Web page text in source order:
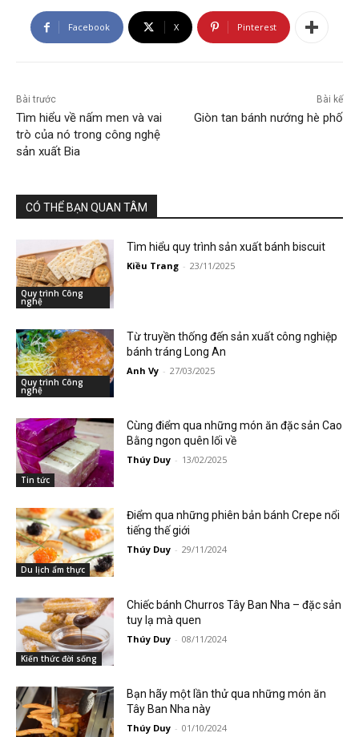
Facebook X Pinterest
Bài trước
Tìm hiểu về nấm men và vai
trò của nó trong công nghệ
sản xuất Bia
Bài kế
Giòn tan bánh nướng hè phố
CÓ THỂ BẠN QUAN TÂM
Quy trình Công
nghệ
Tìm hiểu quy trình sản xuất bánh biscuit
Kiều Trang - 23/11/2025
Quy trình Công
nghệ
Từ truyền thống đến sản xuất công nghiệp
bánh tráng Long An
Anh Vy - 27/03/2025
Tin tức
Cùng điểm qua những món ăn đặc sản Cao
Bằng ngon quên lối về
Thúy Duy - 13/02/2025
Du lịch ẩm thực
Điểm qua những phiên bản bánh Crepe nổi
tiếng thế giới
Thúy Duy - 29/11/2024
Kiến thức đời sống
Chiếc bánh Churros Tây Ban Nha – đặc sản
tuy lạ mà quen
Thúy Duy - 08/11/2024
Bạn hãy một lần thử qua những món ăn
Tây Ban Nha này
Thúy Duy - 01/10/2024